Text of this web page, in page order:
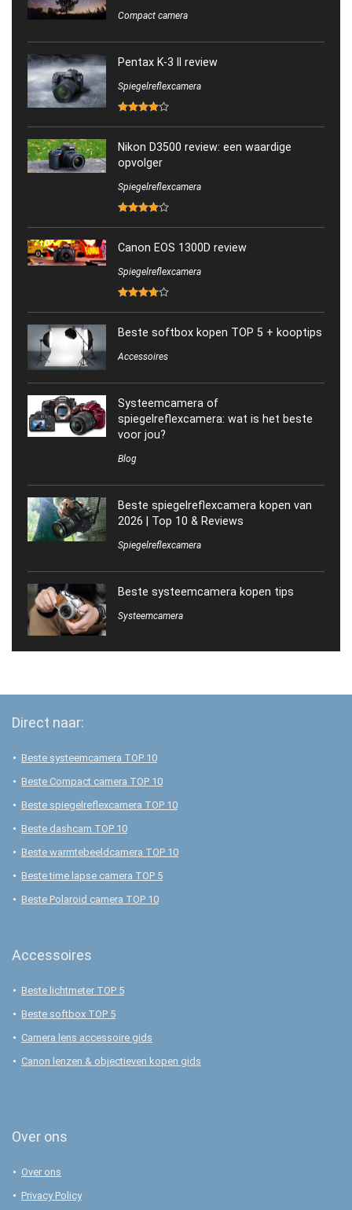
Compact camera
Pentax K-3 II review
Spiegelreflexcamera
Nikon D3500 review: een waardige
opvolger
Spiegelreflexcamera
Canon EOS 1300D review
Spiegelreflexcamera
Beste softbox kopen TOP 5 + kooptips
Accessoires
Systeemcamera of
spiegelreflexcamera: wat is het beste
voor jou?
Blog
Beste spiegelreflexcamera kopen van
2026 | Top 10 & Reviews
Spiegelreflexcamera
Beste systeemcamera kopen tips
Systeemcamera
Direct naar:
Beste systeemcamera TOP 10
Beste Compact camera TOP 10
Beste spiegelreflexcamera TOP 10
Beste dashcam TOP 10
Beste warmtebeeldcamera TOP 10
Beste time lapse camera TOP 5
Beste Polaroid camera TOP 10
Accessoires
Beste lichtmeter TOP 5
Beste softbox TOP 5
Camera lens accessoire gids
Canon lenzen & objectieven kopen gids
Over ons
Over ons
Privacy Policy